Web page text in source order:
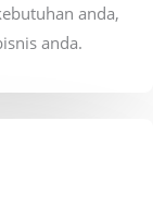
anda,
anda.